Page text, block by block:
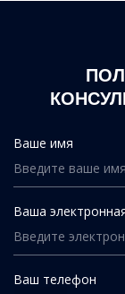
Ваше имя
Ваша
Ваш телефон